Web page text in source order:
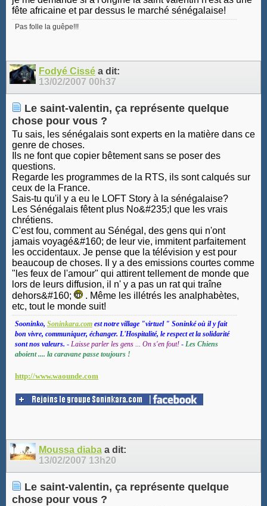
fête africaine et par dessus le marché sénégalaise!
Pas folle la guêpe!!!
Fodyé Cissé a dit:
13/02/2007 00h37
Le saint-valentin, ça représente quelque
chose pour vous ?
Tu sais, les sénégalais sont experts en la matière dans ce
genre de choses.
Ils ne font que copier bêtement sans se poser des
questions.
Regarde les programmes de la RTS, ils sont calqués sur
ceux de la France.
Sais-tu qu'il y a eu le LOFT Story à la sénégalaise?
Les Sénégalais fêtent plus No&#235;l que les vrais
chrétiens.
C'est fou, comment au Sénégal, des gens qui n'ont
jamais voyagé&#160; de leur vie, immitent parfaitement
les occidentaux. Je pense que la télévision y est pour
beaucoup de choses. Il y a des emissions courtes comme
"les feux de l'amour" qui attirent tellement de monde que
lors de leurs diffusion, il n' y a pas un rat qui traîne
dehors&#160;
. Même les illétrés les analphabètes,
etc, tout le monde suit!
Sooninko, Soninkara.com est notre village "virtuel " Soninké où il y fait
bon vivre, communiquer, échanger. L'Hospitalité, le respect et la solidarité
sont nos valeurs. - Laisse parler les gens ... On s'en fout! - Les Chiens
aboient .... la caravane passe toujours !
http://www.waounde.com
Moussa diaba a dit:
13/02/2007 13h20
Le saint-valentin, ça représente quelque
chose pour vous ?